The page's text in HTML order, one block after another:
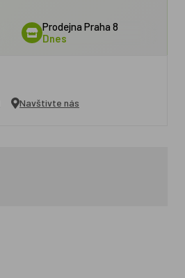
Prodejna Praha 8
Dnes
Navštivte nás